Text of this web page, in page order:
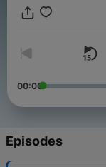
nuestro Patreon:
00:00
Episodes